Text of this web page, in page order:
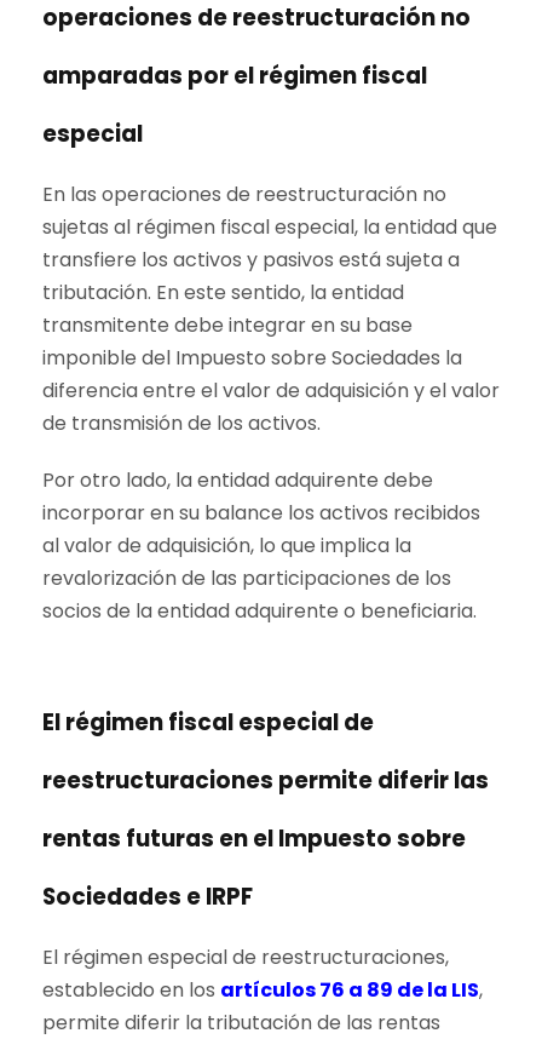
operaciones de reestructuración no
amparadas por el régimen fiscal
especial
En las operaciones de reestructuración no
sujetas al régimen fiscal especial, la entidad que
transfiere los activos y pasivos está sujeta a
tributación. En este sentido, la entidad
transmitente debe integrar en su base
imponible del Impuesto sobre Sociedades la
diferencia entre el valor de adquisición y el valor
de transmisión de los activos.
Por otro lado, la entidad adquirente debe
incorporar en su balance los activos recibidos
al valor de adquisición, lo que implica la
revalorización de las participaciones de los
socios de la entidad adquirente o beneficiaria.
El régimen fiscal especial de
reestructuraciones permite diferir las
rentas futuras en el Impuesto sobre
Sociedades e IRPF
El régimen especial de reestructuraciones,
establecido en los artículos 76 a 89 de la LIS,
permite diferir la tributación de las rentas